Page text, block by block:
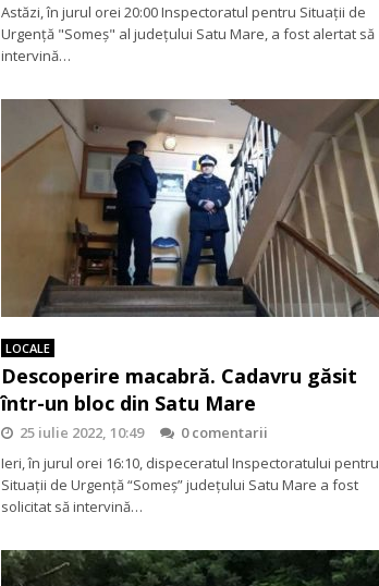
Astăzi, în jurul orei 20:00 Inspectoratul pentru Situații de
Urgență "Someș" al județului Satu Mare, a fost alertat să
intervină…
LOCALE
Descoperire macabră. Cadavru găsit
într-un bloc din Satu Mare
25 iulie 2022, 10:49
0 comentarii
Ieri, în jurul orei 16:10, dispeceratul Inspectoratului pentru
Situații de Urgență “Someș” județului Satu Mare a fost
solicitat să intervină…